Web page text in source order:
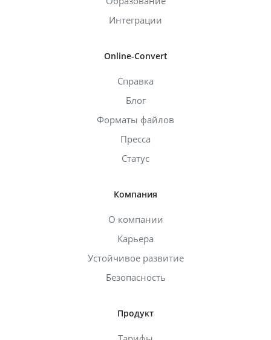
Интеграции
Online-Convert
Справка
Блог
Форматы файлов
Пресса
Статус
Компания
О компании
Карьера
Устойчивое развитие
Безопасность
Продукт